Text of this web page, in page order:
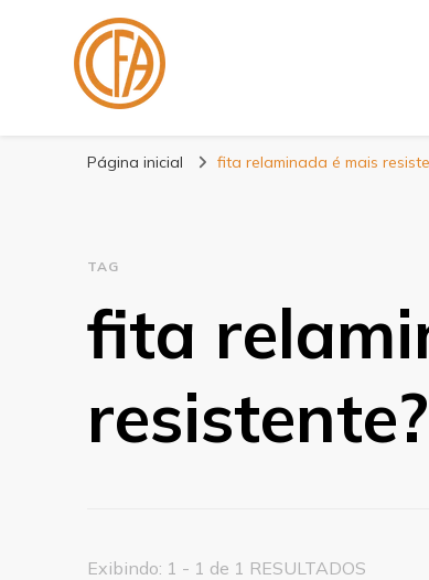
Blog
Página inicial fita relaminada é mais
TAG
fita
resistente?
Exibindo: 1 - 1 de 1 RESULTADOS